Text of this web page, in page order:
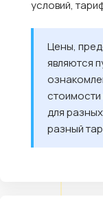
условий,
Цены,
являются
для
разный